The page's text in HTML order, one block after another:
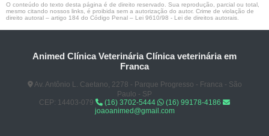
O conteúdo do texto desta página é de direito reservado. Sua reprodução, parcial ou total,
mesmo citando nossos links, é proibida sem a autorização do autor. Crime de violação de
direito autoral – artigo 184 do Código Penal – Lei 9610/98 - Lei de direitos autorais
Animed Clínica Veterinária Clínica veterinária em
Franca
Av. Antônio L. Caetano, 2278 - Parque Progresso - Franca - São
Paulo - SP
CEP: 14403-079
(16) 3702-5444
(16) 99178-4186
joaoanimed@gmail.com